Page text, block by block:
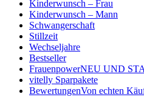
Kinderwunsch – Frau
Kinderwunsch – Mann
Schwangerschaft
Stillzeit
Wechseljahre
Bestseller
FrauenpowerNEU UND
vitelly Sparpakete
BewertungenVon echten